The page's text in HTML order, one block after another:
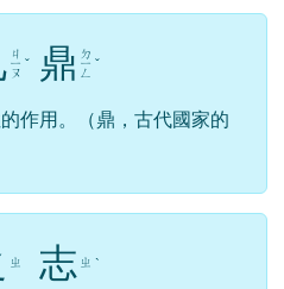
ㄐ
ㄧ
ㄡ
ˇ 鼎 ㄉ
ㄧ
ㄥ
ˇ
作用。（鼎，古代國家的
ㄓ 志 ㄓ ˋ